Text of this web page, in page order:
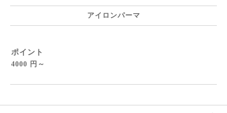
アイロンパーマ
ポイント
4000 円～